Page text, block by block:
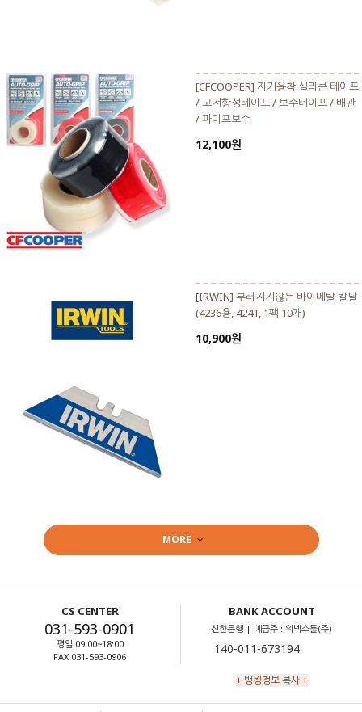
[CFCOOPER] 자기융착 실리콘 테이프
/ 고저항성테이프 / 보수테이프 / 배관
/ 파이프보수
12,100원
[IRWIN] 부러지지않는 바이메탈 칼날
(4236용, 4241, 1팩 10개)
10,900원
MORE
CS CENTER
031-593-0901
평일 09:00~18:00
FAX 031-593-0906
BANK ACCOUNT
신한은행 | 예금주 : 위넥스툴(주)
+ 뱅킹정보 복사 +